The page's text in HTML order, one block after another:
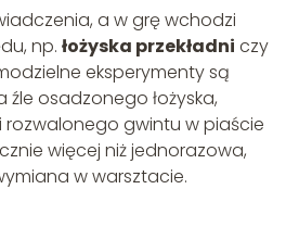
a w grę wchodzi
np. łożyska przekładni czy
eksperymenty są
źle osadzonego łożyska,
rozwalonego gwintu w piaście
więcej niż jednorazowa,
w warsztacie.